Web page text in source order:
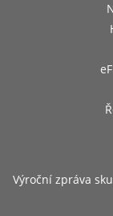
Výroční zpráva